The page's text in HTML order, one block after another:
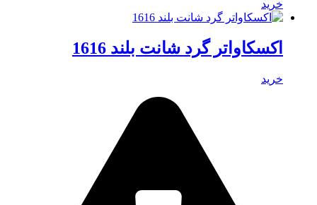
خرید
اکسکاواتر گرد شانت بلند 1616
خرید